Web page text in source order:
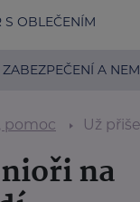
S OBLEČENÍM
A
pomoc Už přišel náš Mareček, těší se senioři na dobrovolníka DofE, který je chodí
na